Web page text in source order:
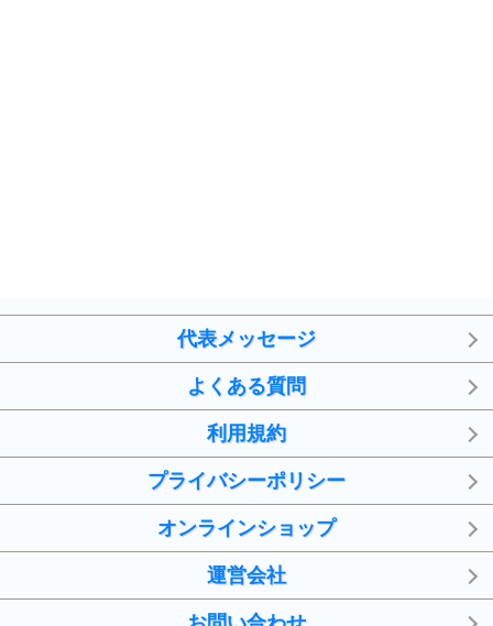
10
人を好きになったら、まず相手を徹底的に信じる
ことが大切。
恋する人が知っておきたい30の大切なこと
代表メッセージ
よくある質問
利用規約
プライバシーポリシー
オンラインショップ
運営会社